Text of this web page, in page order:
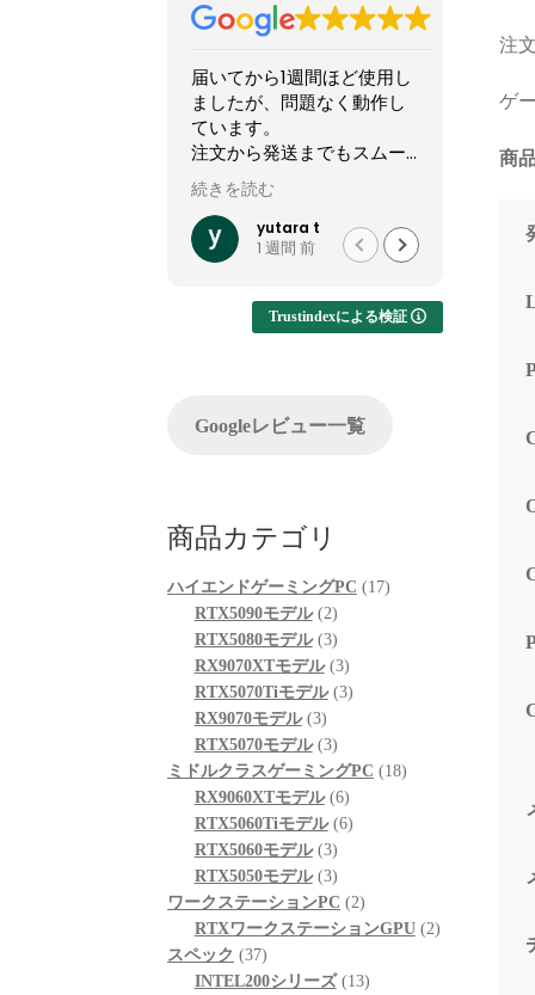
注
ゲ
商
届いてから1週間ほど使用し
ましたが、問題なく動作し
ています。
注文から発送までもスムー
ズでした。
他社では難しいカスタマイ
ズが実現でき、大変有難か
続きを読む
yutara t
1 週間 前
怪し
やXで
結果1
いま
でサ
起動
プと
Trustindexによる検証
Googleレビュー一覧
商品カテゴリ
ハイエンドゲーミングPC 1717
RTX5090モデル 22
個
の
商
RTX5080モデル 33
個
の
品
RX9070XTモデル 33
個
品
RTX5070Tiモデル 33
商
品
RX9070モデル 33
個
の
商
品
RTX5070モデル 33
個
の
商
品
ミドルクラスゲーミングPC 1818
RX9060XTモデル 66
個
品
RTX5060Tiモデル 66
商
品
RTX5060モデル 33
個
の
商
RTX5050モデル 33
個
の
品
ワークステーションPC 22
個
商
RTXワークステーションGPU 22
スペック 3737
個
INTEL200シリーズ 1313